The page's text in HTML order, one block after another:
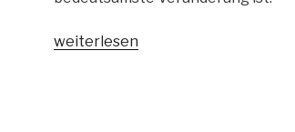
„Game
weiterlesen